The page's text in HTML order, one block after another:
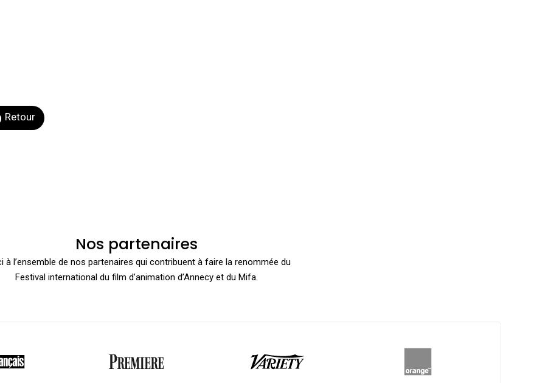
Retour
Nos partenaires
à l’ensemble de nos partenaires qui contribuent à faire la renommée du
Festival international du film d’animation d’Annecy et du Mifa.